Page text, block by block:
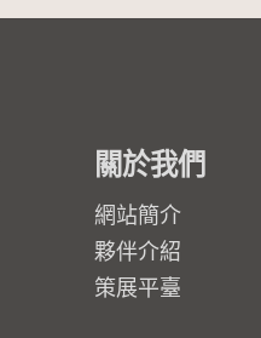
關於我們
網站簡介
夥伴介紹
策展平臺